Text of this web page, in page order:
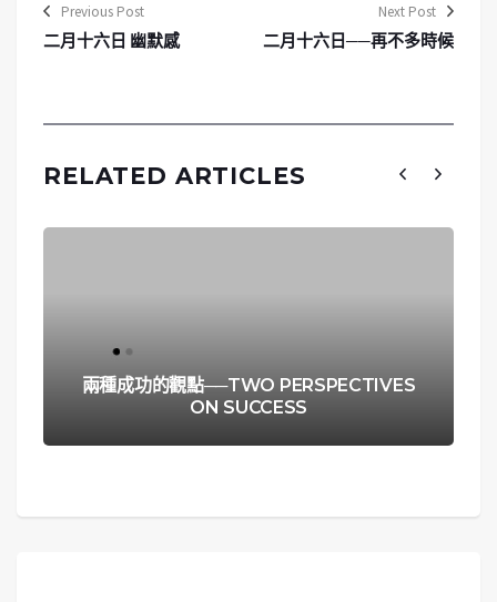
Previous Post
二月十六日 幽默感
Next Post
二月十六日──再不多時候
RELATED ARTICLES
兩種成功的觀點──TWO PERSPECTIVES
ON SUCCESS